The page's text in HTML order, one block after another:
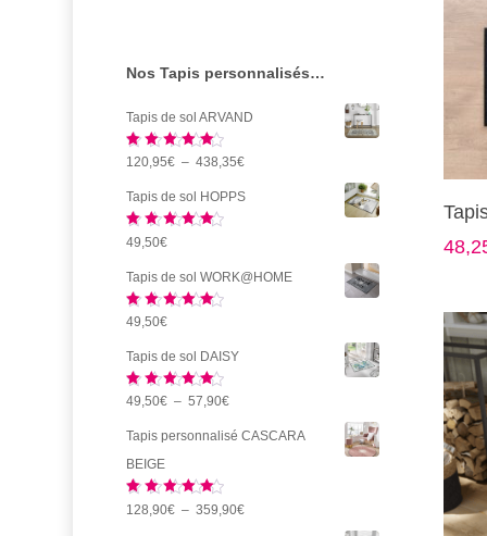
Nos Tapis personnalisés…
Tapis de sol ARVAND
Note 5.00
sur 5
120,95€ – 438,35€Plage
de
à
Tapis de sol HOPPS
Note
sur 5
49,50€
Tapis de sol WORK@HOME
Note
sur 5
49,50€
Tapis de sol DAISY
Note 5.00
sur 5
49,50€ – 57,90€Plage
de
à
Tapis personnalisé CASCARA
BEIGE
Note 5.00
sur 5
128,90€ – 359,90€Plage
a
Les
être
sur
page